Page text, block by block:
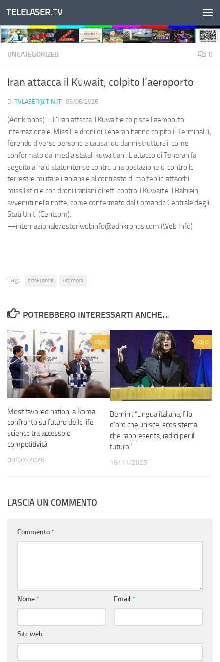
Salta al contenuto
TELELASER.TV
UNCATEGORIZED 0
Iran attacca il Kuwait, colpito l’aeroporto
DI TVLASER@TIN.IT · 03/06/2026
(Adnkronos) – L'Iran attacca il Kuwait e colpisce l'aeroporto
internazionale. Missili e droni di Teheran hanno colpito il Terminal 1,
ferendo diverse persone e causando danni strutturali, come
confermato dai media statali kuwaitiani. L'attacco di Teheran fa
seguito al raid statunitense contro una postazione di controllo
terrestre militare iraniana e al contrasto di molteplici attacchi
missilistici e con droni iraniani diretti contro il Kuwait e il Bahrein,
avvenuti nella notte, come confermato dal Comando Centrale degli
Stati Uniti (Centcom).
—internazionale/esteriwebinfo@adnkronos.com (Web Info)
Tag: adnkronos ultimora
POTREBBERO INTERESSARTI ANCHE...
0
Most favored nation, a Roma
confronto su futuro delle life
science tra accesso e
competitività
08/07/2026
0
Bernini: “Lingua italiana, filo
d’oro che unisce, ecosistema
che rappresenta, radici per il
futuro”
19/11/2025
LASCIA UN COMMENTO
Commento*
Nome* Email *
Sito web